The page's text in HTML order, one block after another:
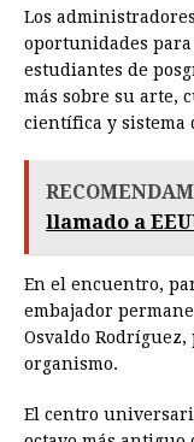
Los
oportunidades
estudiantes de
más sobre su arte,
científica y sistema
llamado a
En el encuentro,
embajador
Osvaldo
organismo.
El centro